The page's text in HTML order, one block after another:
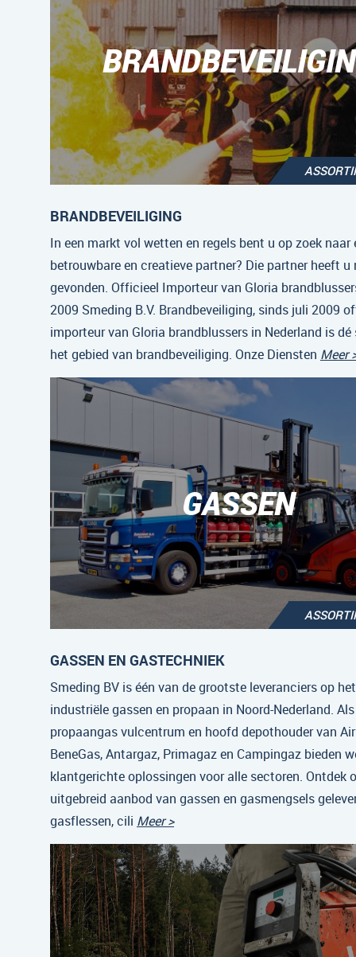
BRANDBEVEILIGING
In een markt vol wetten en regels bent u op zoek naar
betrouwbare en creatieve partner? Die partner heeft u
gevonden. Officieel Importeur van Gloria
2009 Smeding B.V. Brandbeveiliging, sinds juli 2009
importeur van Gloria brandblussers in Nederland is
het gebied van brandbeveiliging. Onze Diensten Meer
GASSEN
GASSEN EN GASTECHNIEK
Smeding BV is één van de grootste leveranciers op
industriële gassen en propaan in Noord-Nederland.
propaangas vulcentrum en hoofd depothouder van
BeneGas, Antargaz, Primagaz en Campingaz bieden
klantgerichte oplossingen voor alle sectoren. Ontdek
uitgebreid aanbod van gassen en gasmengsels
gasflessen, cili Meer >